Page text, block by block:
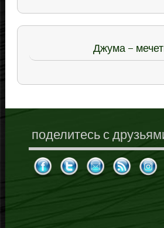
Джума –
поделитесь с